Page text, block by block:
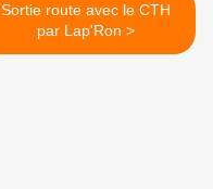
Sortie route avec le CTH
par Lap'Ron >